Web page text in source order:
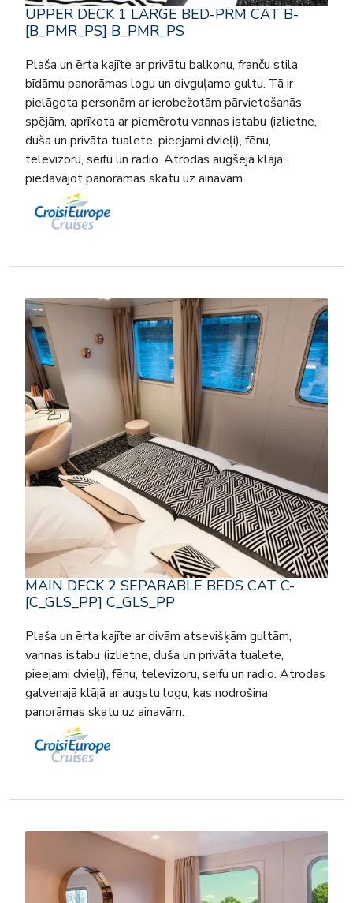
UPPER DECK 1 LARGE BED-PRM CAT B-
[B_PMR_PS] B_PMR_PS
Plaša un ērta kajīte ar privātu balkonu, franču stila
bīdāmu panorāmas logu un divguļamo gultu. Tā ir
pielāgota personām ar ierobežotām pārvietošanās
spējām, aprīkota ar piemērotu vannas istabu (izlietne,
duša un privāta tualete, pieejami dvieļi), fēnu,
televizoru, seifu un radio. Atrodas augšējā klājā,
piedāvājot panorāmas skatu uz ainavām.
MAIN DECK 2 SEPARABLE BEDS CAT C-
[C_GLS_PP] C_GLS_PP
Plaša un ērta kajīte ar divām atsevišķām gultām,
vannas istabu (izlietne, duša un privāta tualete,
pieejami dvieļi), fēnu, televizoru, seifu un radio. Atrodas
galvenajā klājā ar augstu logu, kas nodrošina
panorāmas skatu uz ainavām.